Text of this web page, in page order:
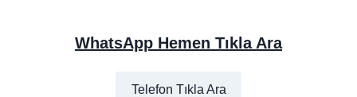
WhatsApp Hemen Tıkla Ara
Telefon Tıkla Ara